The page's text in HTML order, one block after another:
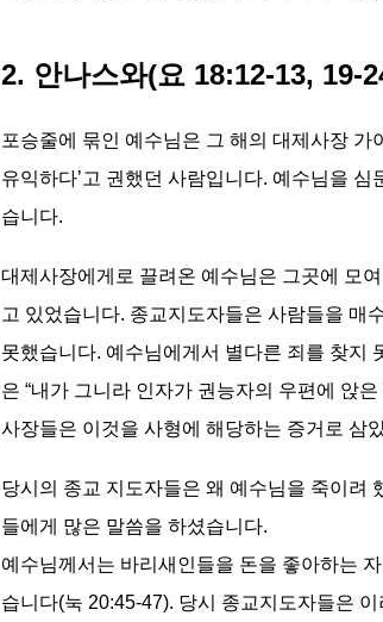
2. 안나스와(요 18:12-13, 19-
포승줄에 묶인 예수님은 그 해의 대제사장 가
유익하다’고 권했던 사람입니다. 예수님을
습니다.
대제사장에게로 끌려온 예수님은 그곳에 모
고 있었습니다. 종교지도자들은 사람들을 매
못했습니다. 예수님에게서 별다른 죄를 찾지
은 “내가 그니라 인자가 권능자의 우편에 앉
사장들은 이것을 사형에 해당하는 증거로 삼
당시의 종교 지도자들은 왜 예수님을 죽이려
들에게 많은 말씀을 하셨습니다.
예수님께서는 바리새인들을 돈을 좋아하는
습니다(눅 20:45-47). 당시 종교지도자들은